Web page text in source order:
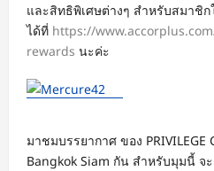
และสิทธิพิเศษต่างๆ สำหรับสมาชิก
ได้ที่ https://
rewards นะค่ะ
มาชมบรรยากาศ ของ PRIVILEGE
Bangkok Siam กัน สำหรับมุมนี้ จ